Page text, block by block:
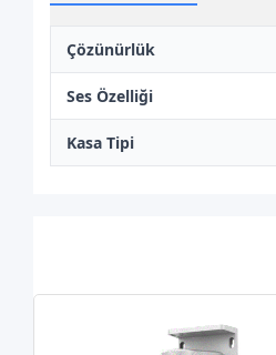
Çözünürlük
Ses Özelliği
Kasa Tipi